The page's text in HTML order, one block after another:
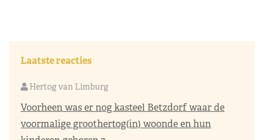
Laatste reacties
Hertog van Limburg
Voorheen was er nog kasteel Betzdorf waar de
voormalige groothertog(in) woonde en hun